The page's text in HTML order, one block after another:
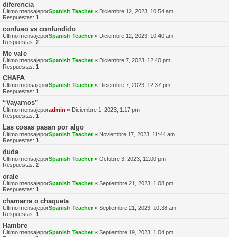
diferencia
Último mensajeporSpanish Teacher« Diciembre 12, 2023, 10:54 am
Respuestas: 1
confuso vs confundido
Último mensajeporSpanish Teacher« Diciembre 12, 2023, 10:40 am
Respuestas: 2
Me vale
Último mensajeporSpanish Teacher« Diciembre 7, 2023, 12:40 pm
Respuestas: 1
CHAFA
Último mensajeporSpanish Teacher« Diciembre 7, 2023, 12:37 pm
Respuestas: 1
“Vayamos”
Último mensajeporadmin « Diciembre 1, 2023, 1:17 pm
Respuestas: 1
Las cosas pasan por algo
Último mensajeporSpanish Teacher« Noviembre 17, 2023, 11:44 am
Respuestas: 1
duda
Último mensajeporSpanish Teacher« Octubre 3, 2023, 12:00 pm
Respuestas: 2
orale
Último mensajeporSpanish Teacher« Septiembre 21, 2023, 1:08 pm
Respuestas: 1
chamarra o chaqueta
Último mensajeporSpanish Teacher« Septiembre 21, 2023, 10:38 am
Respuestas: 1
Hambre
Último mensajeporSpanish Teacher« Septiembre 19, 2023, 1:04 pm